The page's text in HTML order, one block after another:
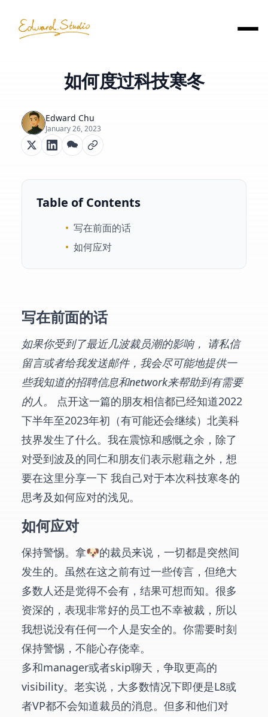
如何度过科技寒冬
Edward Chu
January 26, 2023
Table of Contents
• 写在前面的话
• 如何应对
写在前面的话
如果你受到了最近几波裁员潮的影响， 请私信
留言或者给我发送邮件，我会尽可能地提供一
些我知道的招聘信息和network来帮助到有需要
的人。
点开这一篇的朋友相信都已经知道2022
下半年至2023年初（有可能还会继续）北美科
技界发生了什么。我在震惊和感慨之余，除了
对受到波及的同仁和朋友们表示慰藉之外，想
要在这里分享一下 我自己对于本次科技寒冬的
思考及如何应对的浅见。
如何应对
保持警惕。拿🐶的裁员来说，一切都是突然间
发生的。虽然在这之前有过一些传言，但绝大
多数人还是觉得不会有，结果可想而知。很多
资深的，表现非常好的员工也不幸被裁，所以
我想说没有任何一个人是安全的。你需要时刻
保持警惕，不能心存侥幸。
多和manager或者skip聊天，争取更高的
visibility。老实说，大多数情况下即便是L8或
者VP都不会知道裁员的消息。但多和他们对